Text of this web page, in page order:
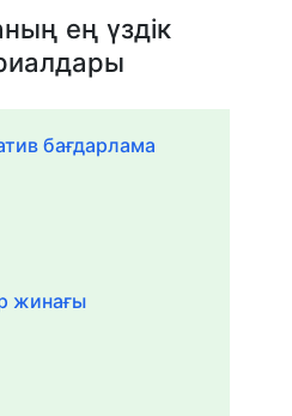
ең үздік
бағдарлама
жинағы